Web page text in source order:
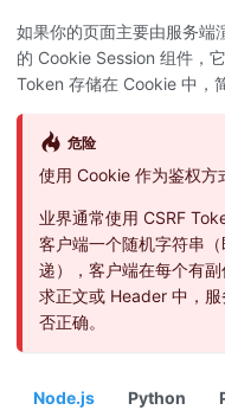
如果你的页面主要由服务端
的 Cookie Session 组件，
Token 存储在 Cookie 中，
危险
使用 Cookie 作为鉴权方
业界通常使用 CSRF
客户端一个随机字符串
递），客户端在每个有
求正文或 Header 中，
否正确。
Node.js Python